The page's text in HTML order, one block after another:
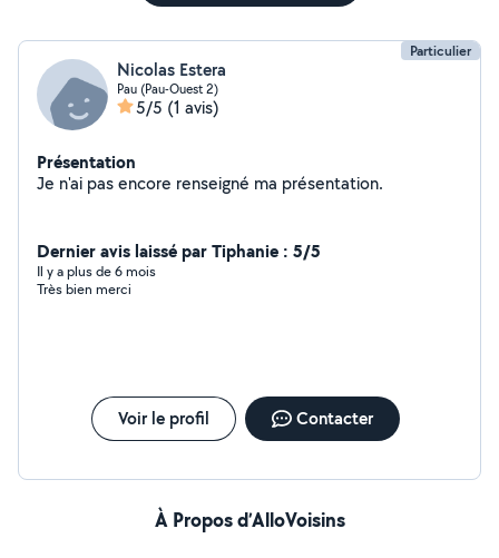
Particulier
Nicolas Estera
Pau (Pau-Ouest 2)
5/5 (1 avis)
Présentation
Je n'ai pas encore renseigné ma présentation.
Dernier avis laissé par Tiphanie : 5/5
Il y a plus de 6 mois
Très bien merci
Voir le profil Contacter
À Propos d’AlloVoisins